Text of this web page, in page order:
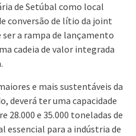
de Setúbal como local
conversão de lítio da joint
a rampa de lançamento
cadeia de valor integrada
e mais sustentáveis da
deverá ter uma capacidade
28.000 e 35.000 toneladas de
para a indústria de